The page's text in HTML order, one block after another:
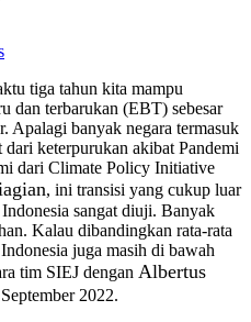
tiga tahun kita mampu
dan terbarukan (EBT) sebesar
Apalagi banyak negara termasuk
keterpurukan akibat Pandemi
dari Climate Policy Initiative
, ini transisi yang cukup luar
sangat diuji. Banyak
Kalau dibandingkan rata-rata
juga masih di bawah
tim SIEJ dengan Albertus
2022.